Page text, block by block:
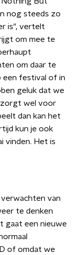
nog steeds zo
is", vertelt
om mee te
om daar te
een festival of in
geluk dat we
zorgt wel voor
dan kan het
kun je ook
vinden. Het is
van
te denken
gaat een nieuwe
of omdat we